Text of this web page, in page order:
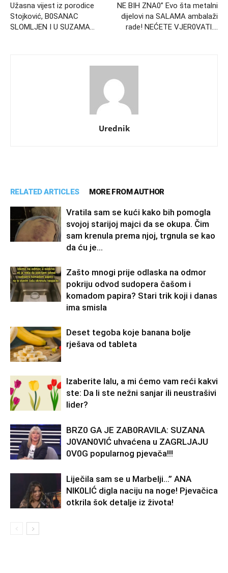
Užasna vijest iz porodice
Stojković, B0SANAC
SLOMLJEN I U SUZAMA…
NE BIH ZNA0” Evo šta metalni
dijelovi na SALAMA ambalaži
rade! NEĆETE VJER0VATl….
Urednik
RELATED ARTICLES MORE FROM AUTHOR
Vratila sam se kući kako bih pomogla
svojoj starijoj majci da se okupa. Čim
sam krenula prema njoj, trgnula se kao
da ću je...
Zašto mnogi prije odlaska na odmor
pokriju odvod sudopera čašom i
komadom papira? Stari trik koji i danas
ima smisla
Deset tegoba koje banana bolje
rješava od tableta
Izaberite lalu, a mi ćemo vam reći kakvi
ste: Da li ste nežni sanjar ili neustrašivi
lider?
BRZ0 GA JE ZAB0RAVlLA: SUZANA
J0VAN0VIĆ uhvaćena u ZAGRLJAJU
0V0G popularnog pjevača!!!
Liječila sam se u Marbelji…” ANA
NlK0LlĆ digla naciju na noge! Pjevačica
otkrila šok detalje iz života!